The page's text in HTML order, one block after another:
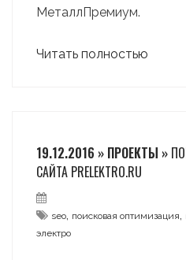
МеталлПремиум.
Читать полностью
19.12.2016 » ПРОЕКТЫ »
САЙТА PRELEKTRO.RU
seo, поисковая оптимизация,
электро